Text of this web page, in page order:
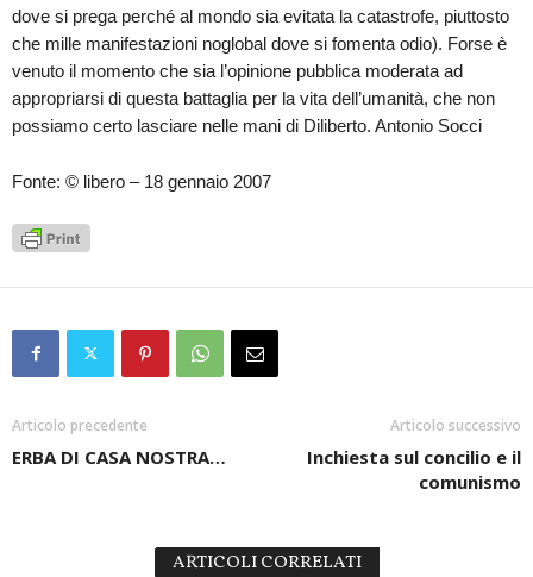
dove si prega perché al mondo sia evitata la catastrofe, piuttosto
che mille manifestazioni noglobal dove si fomenta odio). Forse è
venuto il momento che sia l’opinione pubblica moderata ad
appropriarsi di questa battaglia per la vita dell’umanità, che non
possiamo certo lasciare nelle mani di Diliberto. Antonio Socci
Fonte: © libero – 18 gennaio 2007
Articolo precedente
ERBA DI CASA NOSTRA…
Articolo successivo
Inchiesta sul concilio e il
comunismo
ARTICOLI CORRELATI